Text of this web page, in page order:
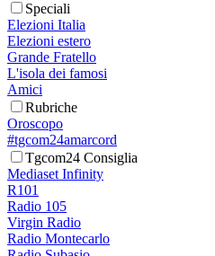
Speciali
Elezioni Italia
Elezioni estero
Grande Fratello
L'isola dei famosi
Amici
Rubriche
Oroscopo
#tgcom24amarcord
Tgcom24 Consiglia
Mediaset Infinity
R101
Radio 105
Virgin Radio
Radio Montecarlo